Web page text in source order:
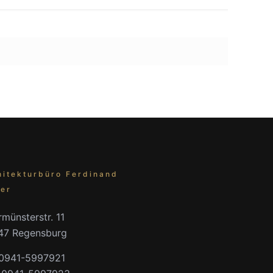
Ferdinand
11
Regensburg
5997921